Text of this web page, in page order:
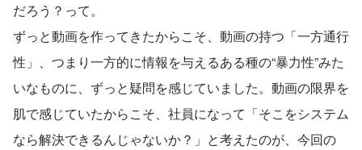
だろう？って。
ずっと動画を作ってきたからこそ、動画の持つ「一方通行
性」、つまり一方的に情報を与えるある種の“暴力性”みた
いなものに、ずっと疑問を感じていました。動画の限界を
肌で感じていたからこそ、社員になって「そこをシステム
なら解決できるんじゃないか？」と考えたのが、今回の